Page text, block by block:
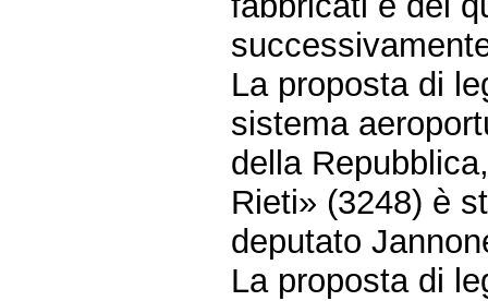
La proposta di
sistema
della
Rieti» (3248) è
deputato
La proposta di